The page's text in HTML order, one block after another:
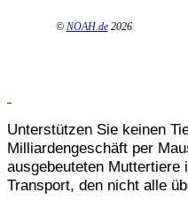
© NOAH.de 2026
Unterstützen Sie keinen
Milliardengeschäft per
ausgebeuteten
Transport, den nicht alle